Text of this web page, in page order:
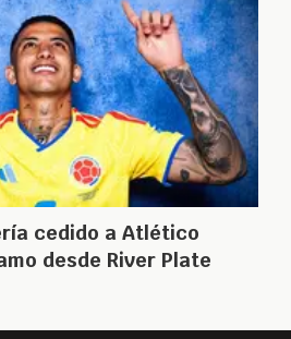
cedido a Atlético
desde River Plate